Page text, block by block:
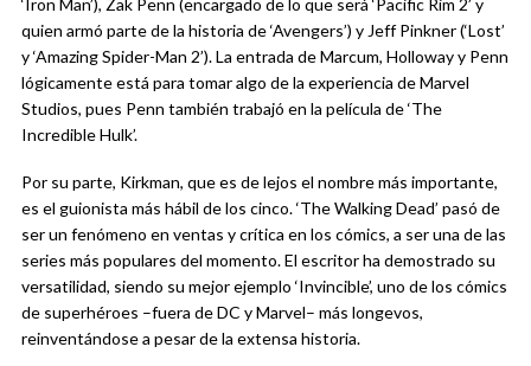
‘Iron Man’), Zak Penn (encargado de lo que será ‘Pacific Rim 2’ y
quien armó parte de la historia de ‘Avengers’) y Jeff Pinkner (‘Lost’
y ‘Amazing Spider-Man 2’). La entrada de Marcum, Holloway y Penn
lógicamente está para tomar algo de la experiencia de Marvel
Studios, pues Penn también trabajó en la película de ‘The
Incredible Hulk’.
Por su parte, Kirkman, que es de lejos el nombre más importante,
es el guionista más hábil de los cinco. ‘The Walking Dead’ pasó de
ser un fenómeno en ventas y crítica en los cómics, a ser una de las
series más populares del momento. El escritor ha demostrado su
versatilidad, siendo su mejor ejemplo ‘Invincible’, uno de los cómics
de superhéroes –fuera de DC y Marvel– más longevos,
reinventándose a pesar de la extensa historia.